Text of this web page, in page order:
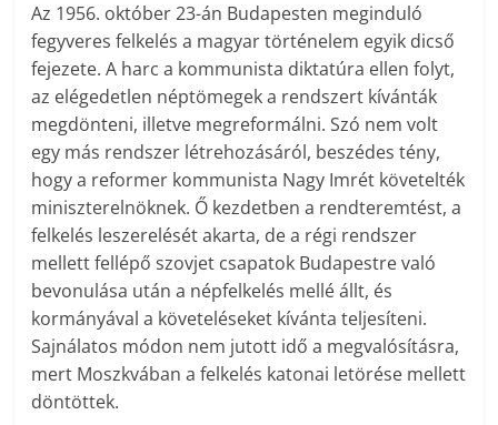
Az 1956. október 23-án Budapesten meginduló
fegyveres felkelés a magyar történelem egyik dicső
fejezete. A harc a kommunista diktatúra ellen folyt,
az elégedetlen néptömegek a rendszert kívánták
megdönteni, illetve megreformálni. Szó nem volt
egy más rendszer létrehozásáról, beszédes tény,
hogy a reformer kommunista Nagy Imrét követelték
miniszterelnöknek. Ő kezdetben a rendteremtést, a
felkelés leszerelését akarta, de a régi rendszer
mellett fellépő szovjet csapatok Budapestre való
bevonulása után a népfelkelés mellé állt, és
kormányával a követeléseket kívánta teljesíteni.
Sajnálatos módon nem jutott idő a megvalósításra,
mert Moszkvában a felkelés katonai letörése mellett
döntöttek.